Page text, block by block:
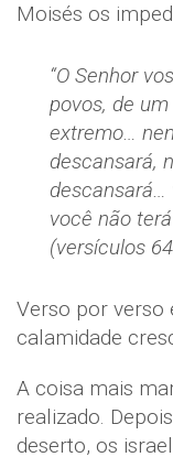
Moisés os
“O Senhor
povos, de
extremo…
descansará,
descansará…
você não
(versículos
Verso por verso
calamidade
A coisa mais
realizado.
deserto, os